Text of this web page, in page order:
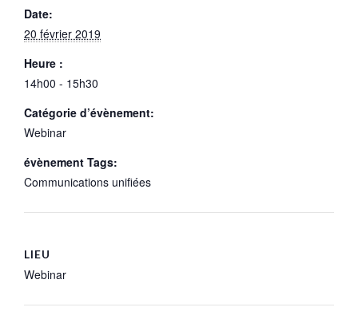
Date:
20 février 2019
Heure :
14h00 - 15h30
Catégorie d’évènement:
Webinar
évènement Tags:
Communications unifiées
LIEU
Webinar